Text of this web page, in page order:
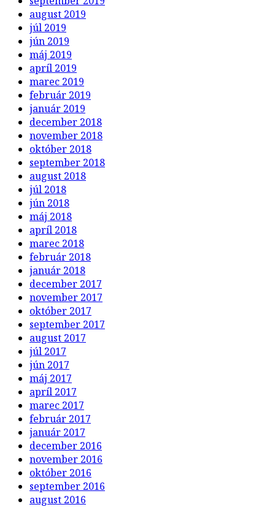
august 2019
júl 2019
jún 2019
máj 2019
apríl 2019
marec 2019
február 2019
január 2019
december 2018
november 2018
október 2018
september 2018
august 2018
júl 2018
jún 2018
máj 2018
apríl 2018
marec 2018
február 2018
január 2018
december 2017
november 2017
október 2017
september 2017
august 2017
júl 2017
jún 2017
máj 2017
apríl 2017
marec 2017
február 2017
január 2017
december 2016
november 2016
október 2016
september 2016
august 2016